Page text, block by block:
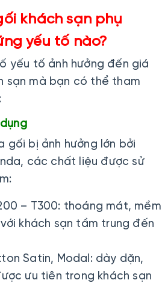
khách sạn phụ
yếu tố nào?
yếu tố ảnh hưởng đến giá
sạn mà bạn có thể tham
gối bị ảnh hưởng lớn bởi
các chất liệu được sử
– T300: thoáng mát, mềm
khách sạn tầm trung đến
Satin, Modal: dày dặn,
ưu tiên trong khách sạn